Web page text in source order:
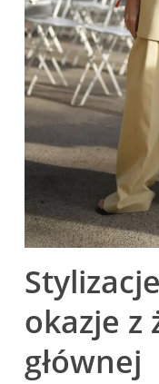
okazje ‌z
głównej